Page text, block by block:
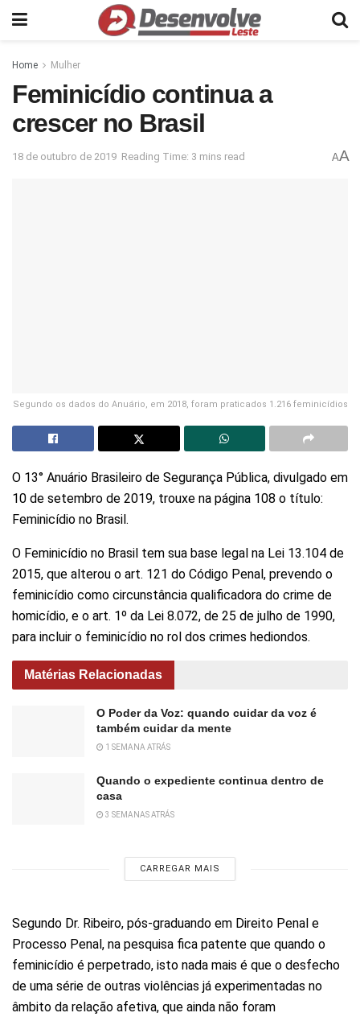
Home Mulher
Feminicídio continua a
crescer no Brasil
18 de outubro de 2019 Reading Time: 3 mins read AA
Segundo os dados do Anuário, em 2018, foram praticados 1.216 feminicídios
O 13° Anuário Brasileiro de Segurança Pública, divulgado em
10 de setembro de 2019, trouxe na página 108 o título:
Feminicídio no Brasil.
O Feminicídio no Brasil tem sua base legal na Lei 13.104 de
2015, que alterou o art. 121 do Código Penal, prevendo o
feminicídio como circunstância qualificadora do crime de
homicídio, e o art. 1º da Lei 8.072, de 25 de julho de 1990,
para incluir o feminicídio no rol dos crimes hediondos.
Matérias Relacionadas
O Poder da Voz: quando cuidar da voz é
também cuidar da mente
1 SEMANA ATRÁS
Quando o expediente continua dentro de
casa
3 SEMANAS ATRÁS
CARREGAR MAIS
Segundo Dr. Ribeiro, pós-graduando em Direito Penal e
Processo Penal, na pesquisa fica patente que quando o
feminicídio é perpetrado, isto nada mais é que o desfecho
de uma série de outras violências já experimentadas no
âmbito da relação afetiva, que ainda não foram